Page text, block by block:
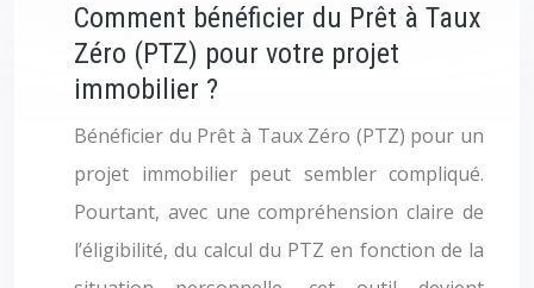
Comment bénéficier du Prêt à Taux
Zéro (PTZ) pour votre projet
immobilier ?
Bénéficier du Prêt à Taux Zéro (PTZ) pour un
projet immobilier peut sembler compliqué.
Pourtant, avec une compréhension claire de
l’éligibilité, du calcul du PTZ en fonction de la